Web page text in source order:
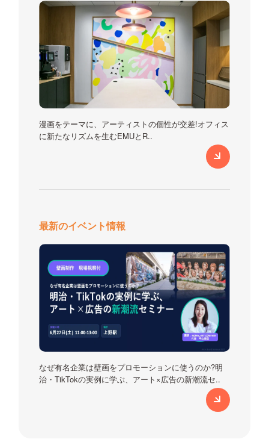
漫画をテーマに、アーティストの個性が交差!オフィス
に新たなリズムを生むEMUとR..
最新のイベント情報
なぜ有名企業は壁画をプロモーションに使うのか?明
治・TikTokの実例に学ぶ、アート×広告の新潮流セ..